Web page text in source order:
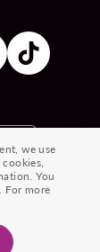
Volaris
we use
You
For more